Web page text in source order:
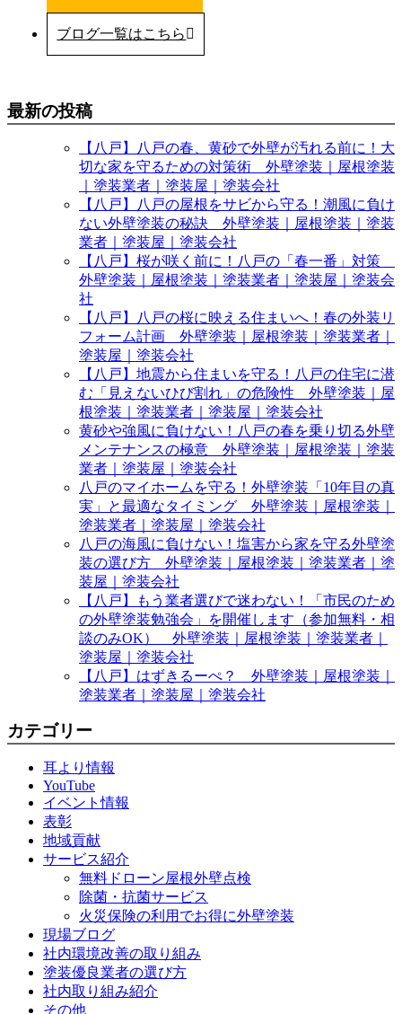
ブログ一覧はこちら
最新の投稿
【八戸】八戸の春、黄砂で外壁が汚れる前に！大
切な家を守るための対策術 外壁塗装｜屋根塗装
｜塗装業者｜塗装屋｜塗装会社
【八戸】八戸の屋根をサビから守る！潮風に負け
ない外壁塗装の秘訣 外壁塗装｜屋根塗装｜塗装
業者｜塗装屋｜塗装会社
【八戸】桜が咲く前に！八戸の「春一番」対策
外壁塗装｜屋根塗装｜塗装業者｜塗装屋｜塗装会
社
【八戸】八戸の桜に映える住まいへ！春の外装リ
フォーム計画 外壁塗装｜屋根塗装｜塗装業者｜
塗装屋｜塗装会社
【八戸】地震から住まいを守る！八戸の住宅に潜
む「見えないひび割れ」の危険性 外壁塗装｜屋
根塗装｜塗装業者｜塗装屋｜塗装会社
黄砂や強風に負けない！八戸の春を乗り切る外壁
メンテナンスの極意 外壁塗装｜屋根塗装｜塗装
業者｜塗装屋｜塗装会社
八戸のマイホームを守る！外壁塗装「10年目の真
実」と最適なタイミング 外壁塗装｜屋根塗装｜
塗装業者｜塗装屋｜塗装会社
八戸の海風に負けない！塩害から家を守る外壁塗
装の選び方 外壁塗装｜屋根塗装｜塗装業者｜塗
装屋｜塗装会社
【八戸】もう業者選びで迷わない！「市民のため
の外壁塗装勉強会」を開催します（参加無料・相
談のみOK） 外壁塗装｜屋根塗装｜塗装業者｜
塗装屋｜塗装会社
【八戸】はずきるーぺ？ 外壁塗装｜屋根塗装｜
塗装業者｜塗装屋｜塗装会社
カテゴリー
耳より情報
YouTube
イベント情報
表彰
地域貢献
サービス紹介
無料ドローン屋根外壁点検
除菌・抗菌サービス
火災保険の利用でお得に外壁塗装
現場ブログ
社内環境改善の取り組み
塗装優良業者の選び方
社内取り組み紹介
その他